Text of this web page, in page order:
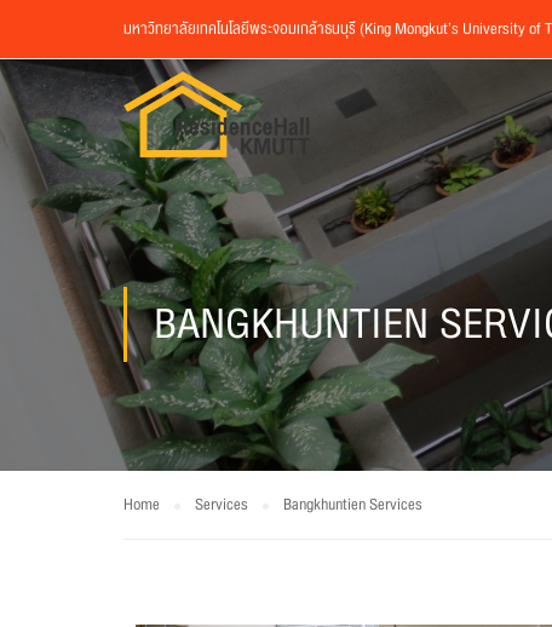
มหาวิทยาลัยเทคโนโลยีพระจอมเกล้าธนบุรี (King Mongkut’s University of
BANGKHUNTIEN
Home Services Bangkhuntien Services